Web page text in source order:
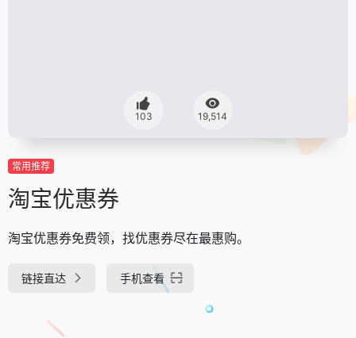
103 19,514
常用推荐
淘宝优惠券
淘宝优惠券免费领，找优惠券尽在最惠购。
链接直达 手机查看